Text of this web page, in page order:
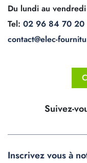
Du lundi au
Tel: 02 96 84 70 20
contact@elec-
Suivez-
Inscrivez vous à